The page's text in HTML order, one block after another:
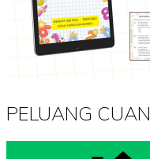
PELUANG CUAN